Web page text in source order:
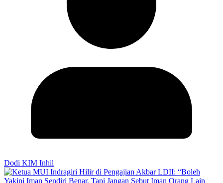
Dodi KIM Inhil